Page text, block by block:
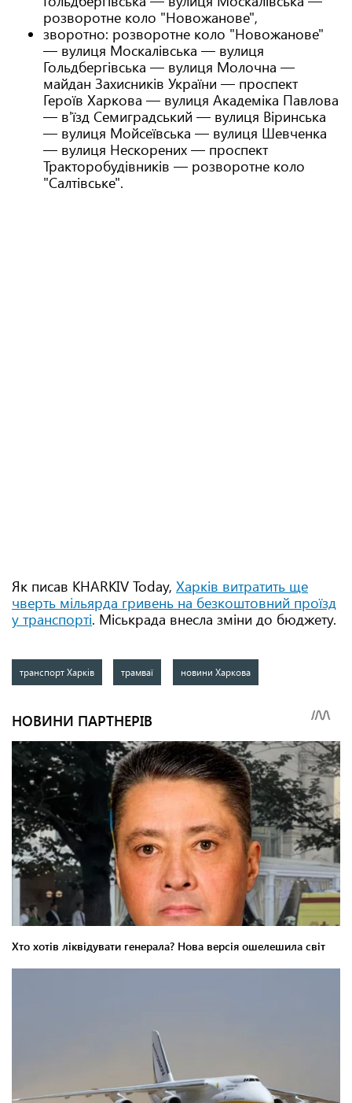
розворотне коло "Новожанове",
зворотно: розворотне коло "Новожанове"
— вулиця Москалівська — вулиця
Гольдбергівська — вулиця Молочна —
майдан Захисників України — проспект
Героїв Харкова — вулиця Академіка Павлова
— в'їзд Семиградський — вулиця Віринська
— вулиця Мойсеївська — вулиця Шевченка
— вулиця Нескорених — проспект
Тракторобудівників — розворотне коло
"Салтівське".
Як писав KHARKIV Today, Харків витратить ще
чверть мільярда гривень на безкоштовний проїзд
у транспорті. Міськрада внесла зміни до бюджету.
транспорт Харків трамваї новини Харкова